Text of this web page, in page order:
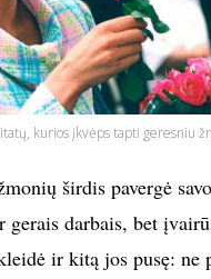
kurios įkvėps tapti geresniu
širdis pavergė
gerais darbais, bet
ir kitą jos pusę: ne